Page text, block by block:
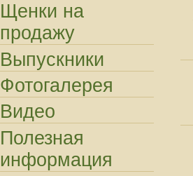
Щенки на
продажу
Выпускники
Фотогалерея
Видео
Полезная
информация